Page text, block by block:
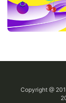
Copyright @